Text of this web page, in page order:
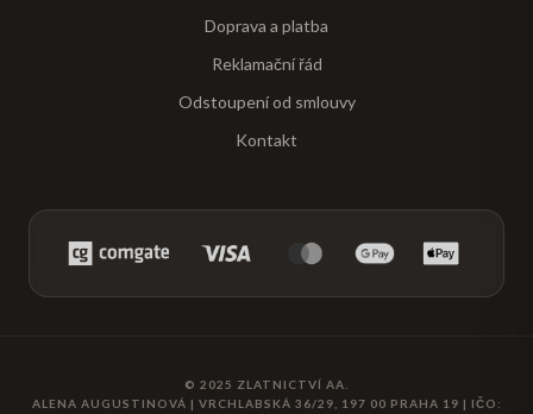
Doprava a platba
Reklamační řád
Odstoupení od smlouvy
Kontakt
© 2025 ZLATNICTVÍ AA
ALENA AUGUSTINOVÁ | VRCHLABSKÁ 36/29, 197 00 PRAHA 19 | IČO: